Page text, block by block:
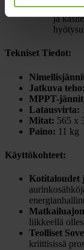
Laite
ja
Tekniset Tiedot:
Jatkuva teho:
MPPT-
Latausvirta:
Mitat: 565 x
Paino: 11 kg
Käyttökohteet:
Kotitaloudet
liikkeellä
Teolliset
kriittisissä